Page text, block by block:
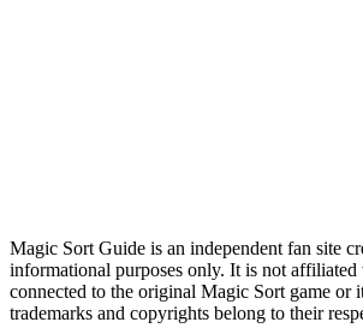
Magic Sort Guide is an independent fan site
informational purposes only. It is not
connected to the original Magic Sort game or
trademarks and copyrights belong to their